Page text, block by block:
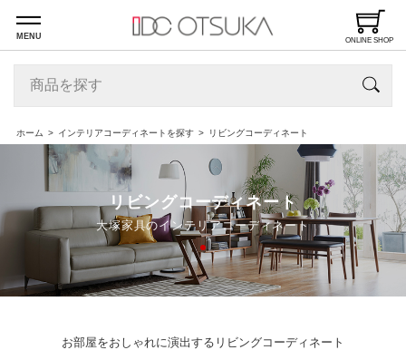
MENU ONLINE SHOP
ホーム インテリアコーディネートを探す リビングコーディネート
リビングコーディネート
大塚家具のインテリアコーディネート
お部屋をおしゃれに演出するリビングコーディネート